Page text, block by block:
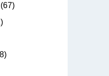
(67)